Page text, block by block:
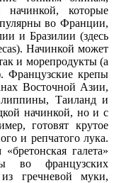
которые
во Франции,
и Бразилии (здесь
Начинкой может
и морепродукты (а
Французские крепы
Восточной Азии,
Таиланд и
начинкой, но и с
готовят крутое
и репчатого лука.
галета»
во французских
гречневой муки,